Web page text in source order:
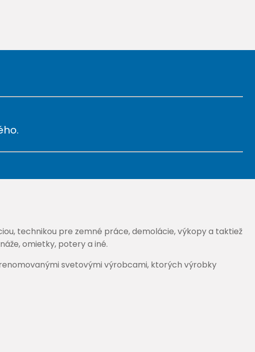
technikou pre zemné práce, demolácie, výkopy a taktiež
omietky, potery a iné.
renomovanými svetovými výrobcami, ktorých výrobky